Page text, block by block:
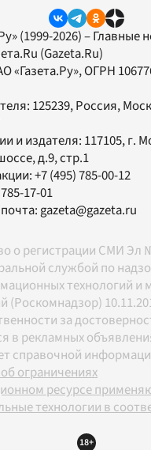
(1999-2026) – Главные
(Gazeta.Ru)
«Газета.Ру», ОГРН
125239, Россия,
и издателя: 117105, г.
д.9, стр.1
+7 (495) 785-00-12
17-01
gazeta@gazeta.ru
о регистрации СМИ Эл
службой по
технологий и
(Роскомнадзор)
за
в рекламных
справочной
ограничениях
ресурсе
технологии в
18+